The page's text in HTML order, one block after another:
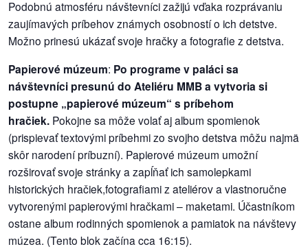
reklama
Podobnú atmosféru návštevníci zažijú vďaka rozprávaniu
zaujímavých príbehov známych osobností o ich detstve.
Možno prinesú ukázať svoje hračky a fotografie z detstva.
Papierové múzeum: Po programe v paláci sa
návštevníci presunú do Ateliéru MMB a vytvoria si
postupne „papierové múzeum“ s príbehom
hračiek. Pokojne sa môže volať aj album spomienok
(prispievať textovými príbehmi zo svojho detstva môžu najmä
skôr narodení príbuzní). Papierové múzeum umožní
rozširovať svoje stránky a zapĺňať ich samolepkami
historických hračiek,fotografiami z ateliérov a vlastnoručne
vytvorenými papierovými hračkami – maketami. Účastníkom
ostane album rodinných spomienok a pamiatok na návštevy
múzea. (Tento blok začína cca 16:15).